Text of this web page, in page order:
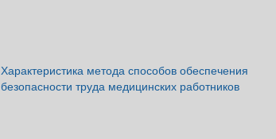
Характеристика метода способов обеспечения
безопасности труда медицинских работников